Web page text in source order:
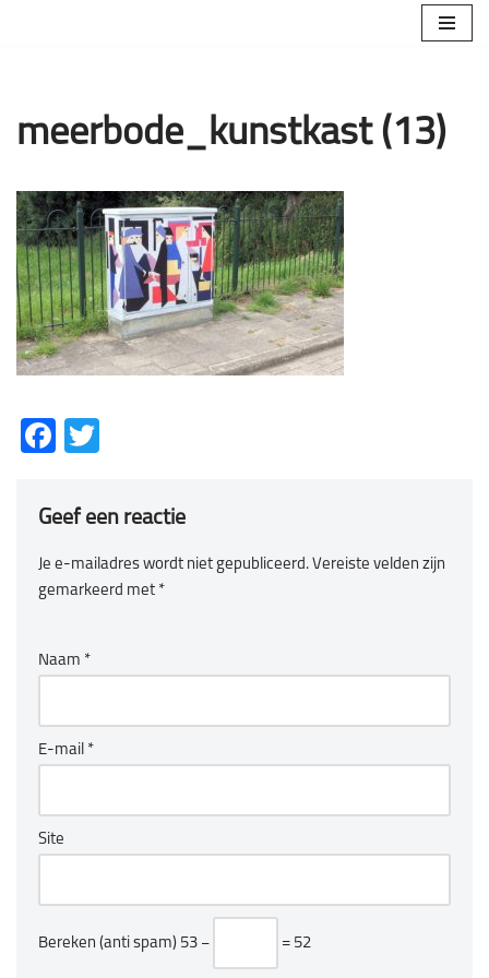
inhoud
meerbode_kunstkast (13)
Facebook
Geef een reactie
Je e-mailadres wordt niet gepubliceerd. Vereiste velden zijn
gemarkeerd met *
Naam *
E-mail *
Site
Bereken (anti spam) 53 − = 52